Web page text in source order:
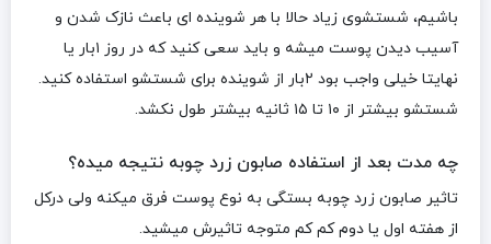
باشیم، شستشوی زیاد حالا با هر شوینده ای باعث نازک شدن و
آسیب دیدن پوست میشه و باید سعی کنید که در روز ۱بار یا
نهایتا خیلی واجب بود ۲بار از شوینده برای شستشو استفاده کنید.
شستشو بیشتر از ۱۰ تا ۱۵ ثانیه بیشتر طول نکشد.
چه مدت بعد از استفاده صابون زرد چوبه نتیجه میده؟
تاثیر صابون زرد چوبه بستگی به نوع پوست فرق میکنه ولی درکل
از هفته اول یا دوم کم کم متوجه تاثیرش میشید.